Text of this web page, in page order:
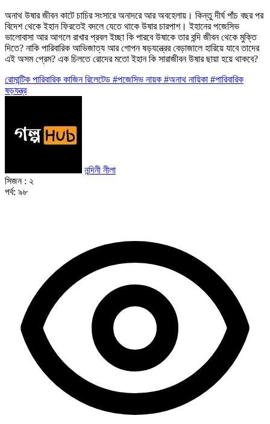
অনাথ উষার জীবন কাটে চাচির সংসারে অনাদরে আর অবহেলায়। কিন্তু দীর্ঘ পাঁচ বছর পর
বিদেশ থেকে ইহান ফিরতেই বদলে যেতে থাকে উষার চারপাশ। ইহানের পজেসিভ
ভালোবাসা আর আগলে রাখার প্রবল ইচ্ছা কি পারবে উষাকে তার বন্দি জীবন থেকে মুক্তি
দিতে? নাকি পারিবারিক আভিজাত্য আর গোপন ষড়যন্ত্রের বেড়াজালে হারিয়ে যাবে তাদের
এই অসম প্রেম? এক চিলতে রোদের মতো ইহান কি সারাজীবন উষার ছায়া হয়ে থাকবে?
রোমান্টিক পারিবারিক কাজিন রিলেটেড #পজেসিভ নায়ক #অনাথ নায়িকা #পারিবারিক
ষড়যন্ত্র
নন্দিনী নীলা
সিজন : ২
পর্ব: ৯৮